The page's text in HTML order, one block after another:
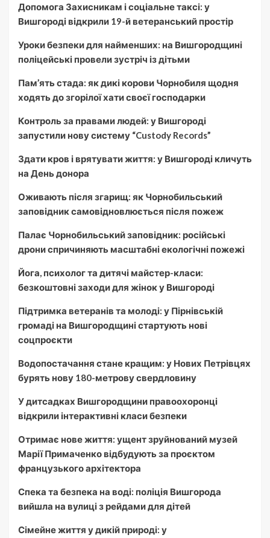
Допомога Захисникам і соціальне таксі: у
Вишгороді відкрили 19-й ветеранський простір
Уроки безпеки для найменших: на Вишгородщині
поліцейські провели зустріч із дітьми
Пам’ять стада: як дикі корови Чорнобиля щодня
ходять до згорілої хати своєї господарки
Контроль за правами людей: у Вишгороді
запустили нову систему “Custody Records”
Здати кров і врятувати життя: у Вишгороді кличуть
на День донора
Оживають після згарищ: як Чорнобильський
заповідник самовідновлюється після пожеж
Палає Чорнобильський заповідник: російські
дрони спричиняють масштабні екологічні пожежі
Йога, психолог та дитячі майстер-класи:
безкоштовні заходи для жінок у Вишгороді
Підтримка ветеранів та молоді: у Пірнівській
громаді на Вишгородщині стартують нові
соцпроєкти
Водопостачання стане кращим: у Нових Петрівцях
бурять нову 180-метрову свердловину
У дитсадках Вишгородщини правоохоронці
відкрили інтерактивні класи безпеки
Отримає нове життя: ущент зруйнований музей
Марії Примаченко відбудують за проєктом
французького архітектора
Спека та безпека на воді: поліція Вишгорода
вийшла на вулиці з рейдами для дітей
Сімейне життя у дикій природі: у